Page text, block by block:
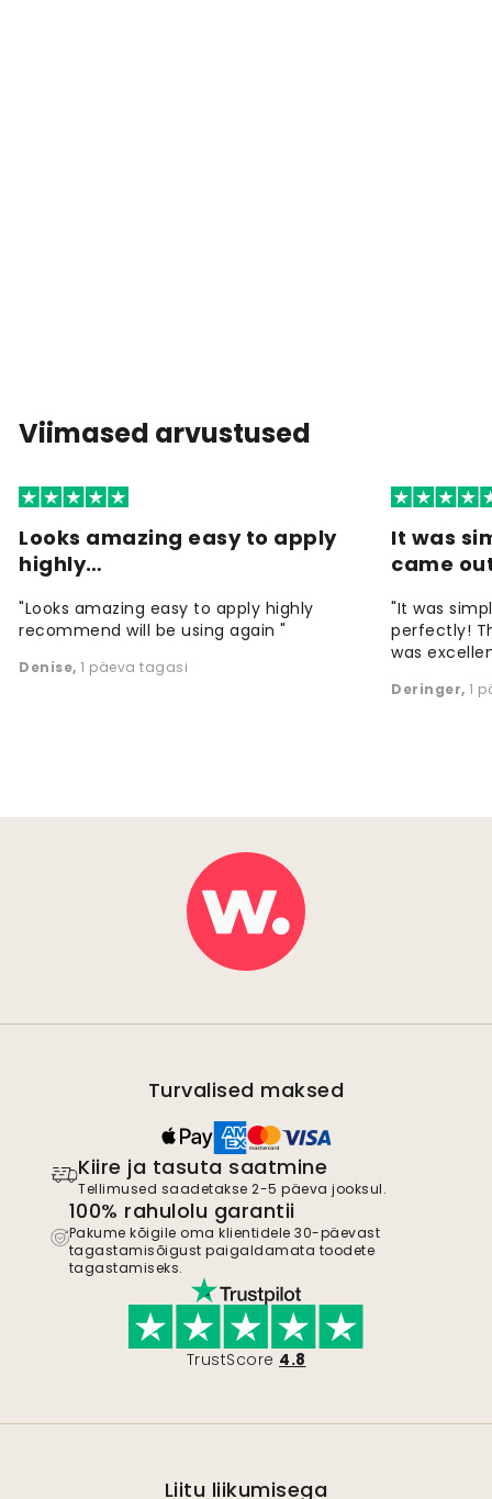
Viimased arvustused
Looks amazing easy to apply
highly…
"Looks amazing easy to apply highly
recommend will be using again "
Denise, 1 päeva tagasi
It was
came
"It was
perfectly!
was
Deringer, 1
Turvalised maksed
Kiire ja tasuta saatmine
Tellimused saadetakse 2-5 päeva jooksul.
100% rahulolu garantii
Pakume kõigile oma klientidele 30-päevast
tagastamisõigust paigaldamata toodete
tagastamiseks.
TrustScore 4.8
Liitu liikumisega